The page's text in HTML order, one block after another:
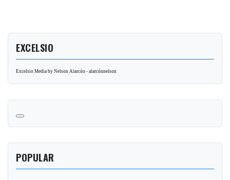
EXCELSIO
Excelsio Media by Nelson Alarcón - alarcónnelson
POPULAR